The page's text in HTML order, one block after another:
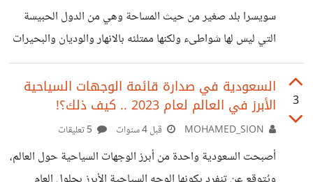
أي عوائق؟ شاركنا لتعم الفائدة.
سويسرا بلد صغير من حيث المساحة وهي من الدول الحبيسة
التي ليس لها شواطىء ولكنها ممتلئه بالانهار والوديان والبحيرات
أجور العمل تبدأ من 3700 فرنك سويسري تكلفة السكن غالية
بحيث لا يمكنك ايجاد بيت مكون من غرفة مع خدماتها ( ستوديو
) اقل من 800 فرنك شهريا الانترنت حوالي 80 فرنك سويسري
10% من الدخل المواد الغذائية مرتفعة الثمن : مثال 100غرام
من لحم 🥩 البقر تساوي 8 فرنك سويسري تربتها
3
السعودية في صدارة قائمة الوجهات السياحية
الأبرز في العالم لعام 2023 .. كيف ذلك؟!
قبل 4 سنوات
أصبحت السعودية واحدة من أبرز الوجهات السياحية حول العالم،